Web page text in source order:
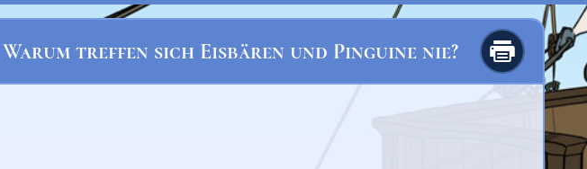
Warum treffen sich Eisbären und Pinguine nie?